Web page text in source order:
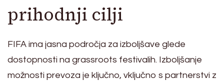
prihodnji cilji
FIFA ima jasna področja za izboljšave glede
dostopnosti na grassroots festivalih. Izboljšanje
možnosti prevoza je ključno, vključno s partnerstvi z